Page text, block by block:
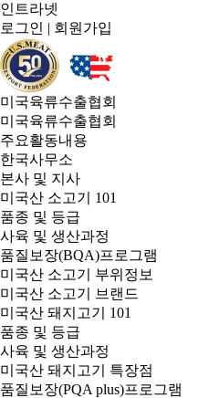
인트라넷
로그인 | 회원가입
미국육류수출협회
미국육류수출협회
주요활동내용
한국사무소
본사 및 지사
미국산 소고기 101
품종 및 등급
사육 및 생산과정
품질보장(BQA)프로그램
미국산 소고기 부위정보
미국산 소고기 브랜드
미국산 돼지고기 101
품종 및 등급
사육 및 생산과정
미국산 돼지고기 특장점
품질보장(PQA plus)프로그램